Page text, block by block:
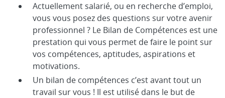
Actuellement salarié, ou en recherche d’emploi,
vous vous posez des questions sur votre avenir
professionnel ? Le Bilan de Compétences est une
prestation qui vous permet de faire le point sur
vos compétences, aptitudes, aspirations et
motivations.
Un bilan de compétences c’est avant tout un
travail sur vous ! Il est utilisé dans le but de